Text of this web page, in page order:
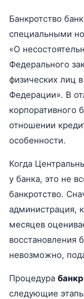
Банкротство
специальными
«О
Федерального
физических лиц
Федерации». В
корпоративного
отношении
особенности.
Когда
у банка, это не
банкротство.
администрация,
месяцев
восстановления
невозможно,
Процедура
следующие